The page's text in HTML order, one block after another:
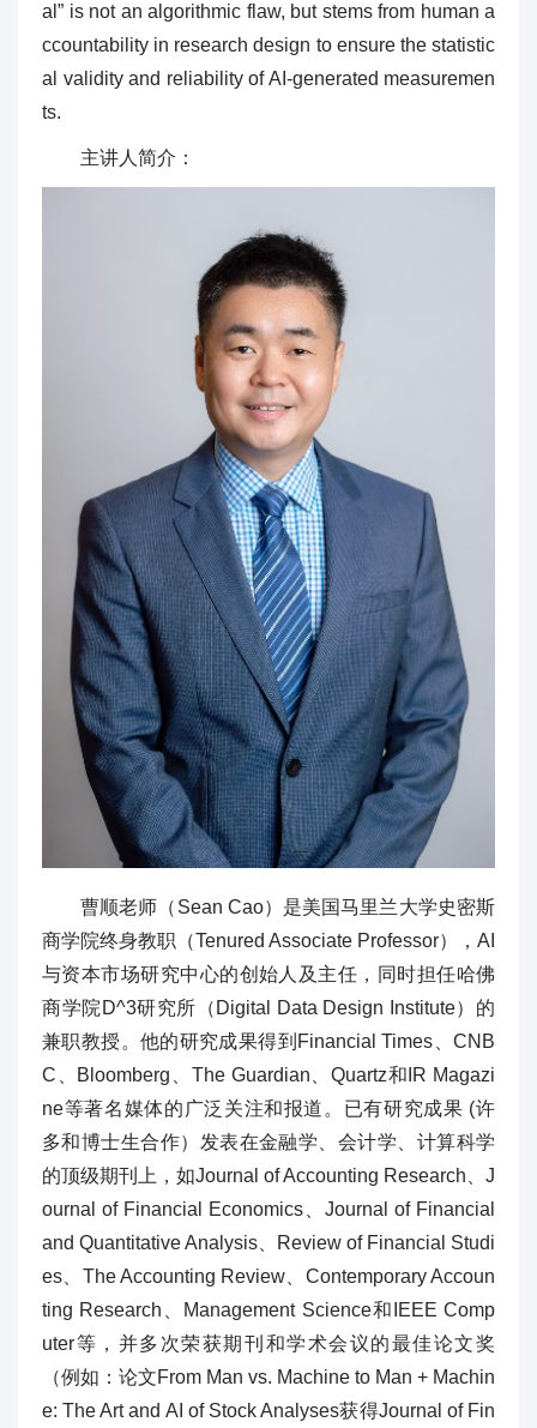
al” is not an algorithmic flaw, but stems from human a
ccountability in research design to ensure the statistic
al validity and reliability of AI-generated measuremen
ts.
主讲人简介：
曹顺老师（Sean Cao）是美国马里兰大学史密斯
商学院终身教职（Tenured Associate Professor），AI
与资本市场研究中心的创始人及主任，同时担任哈佛
商学院D^3研究所（Digital Data Design Institute）的
兼职教授。他的研究成果得到Financial Times、CNB
C、Bloomberg、The Guardian、Quartz和IR Magazi
ne等著名媒体的广泛关注和报道。已有研究成果 (许
多和博士生合作）发表在金融学、会计学、计算科学
的顶级期刊上，如Journal of Accounting Research、J
ournal of Financial Economics、Journal of Financial
and Quantitative Analysis、Review of Financial Studi
es、The Accounting Review、Contemporary Accoun
ting Research、Management Science和IEEE Comp
uter等，并多次荣获期刊和学术会议的最佳论文奖
（例如：论文From Man vs. Machine to Man + Machin
e: The Art and AI of Stock Analyses获得Journal of Fin